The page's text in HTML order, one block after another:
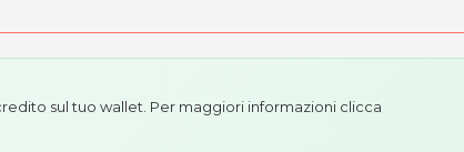
sul tuo wallet. Per maggiori informazioni clicca